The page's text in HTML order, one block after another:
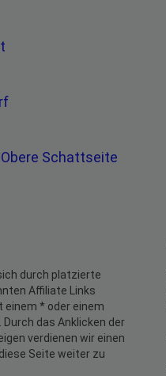
Schattseite
durch platzierte
Affiliate Links
einem * oder einem
das Anklicken der
verdienen wir einen
Seite weiter zu